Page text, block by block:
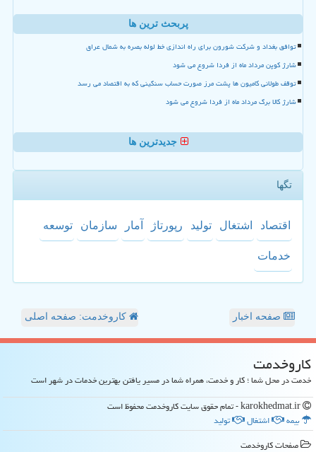
پربحث ترین ها
توافق بغداد و شرکت شورون برای راه اندازی خط لوله بصره به شمال عراق
شارژ کوپن مرداد ماه از فردا شروع می شود
توقف طولانی کامیون ها پشت مرز صورت حساب سنگینی که به اقتصاد می رسد
شارژ کالا برگ مرداد ماه از فردا شروع می شود
جدیدترین ها
تگها
اقتصاد اشتغال تولید رپورتاژ آمار سازمان توسعه
خدمات
صفحه اخبار کاروخدمت: صفحه اصلی
كاروخدمت
خدمت در محل شما ؛ کار و خدمت، همراه شما در مسیر یافتن بهترین خدمات در شهر است
بیمه
اشتغال
تولید
صفحات كاروخدمت